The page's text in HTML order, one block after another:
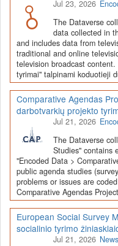
Prieigai prie išteklių
visi ištekliai prieinami, nes
senosios infrastruktūros
išteklius ir jie publikuojami
Apklausų duomenys ,
(įskaitant Istorinę
duomenys(įskaitant
talpinami didelių
duomenys) ir Lietuvos
valstybės institucijų
duomenų rinkiniai (Kitų
šia talpykla,
susipažinti suLiDA
Depozitoriai, kurie norėtų
Dataverse talpyklą, turėtų
puslapyje.
Jul 23, 2026
The Dataverse
data collected in
and includes data from
traditional and online
television broadcast
tyrimai" talpinami koduotieji
Comparative Agendas
darbotvarkių projekto
Jul 21, 2026
The Dataverse
Studies" contains
"Encoded Data >
public agenda studies
problems or issues are
Comparative Agendas
European Social Survey
socialinio tyrimo
Jul 21, 2026